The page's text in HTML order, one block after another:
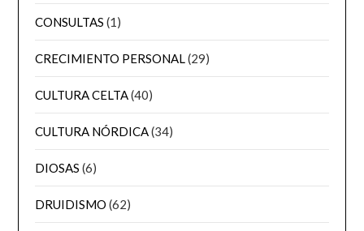
CONSULTAS (1)
CRECIMIENTO PERSONAL(29)
CULTURA CELTA(40)
CULTURA NÓRDICA(34)
DIOSAS (6)
DRUIDISMO (62)